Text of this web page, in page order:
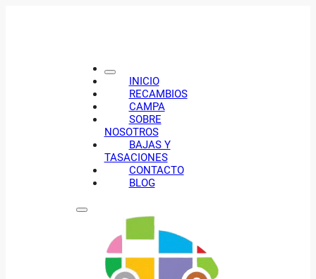
INICIO
RECAMBIOS
CAMPA
SOBRE
NOSOTROS
BAJAS Y
TASACIONES
CONTACTO
BLOG